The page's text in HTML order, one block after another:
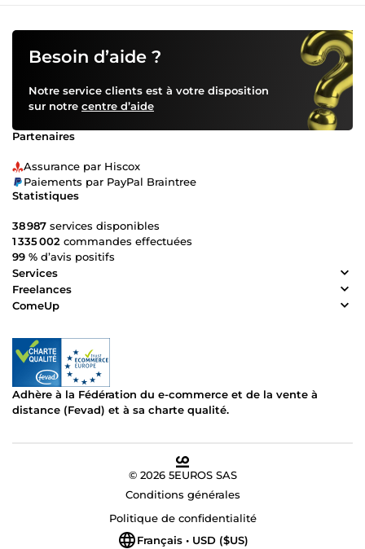
Besoin d’aide ?
Notre service clients est à votre disposition
sur notre centre d’aide
Partenaires
Assurance par Hiscox
Paiements par PayPal Braintree
Statistiques
38 987 services disponibles
1 335 002 commandes effectuées
99 % d’avis positifs
Services
Freelances
ComeUp
Adhère à la Fédération du e-commerce et de la vente à
distance (Fevad) et à sa charte qualité.
© 2026 5EUROS SAS
Conditions générales
Politique de confidentialité
Français • USD ($US)